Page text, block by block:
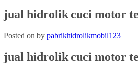
jual hidrolik cuci motor
Posted on by pabrikhidrolikmobil123
jual hidrolik cuci motor